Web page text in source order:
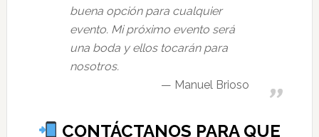
buena opción para cualquier
evento. Mi próximo evento será
una boda y ellos tocarán para
nosotros.
Manuel Brioso
CONTÁCTANOS PARA QUE